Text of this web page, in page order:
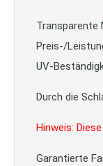
Transparente
Preis-/
UV-
Durch die
Hinweis:
Garantierte